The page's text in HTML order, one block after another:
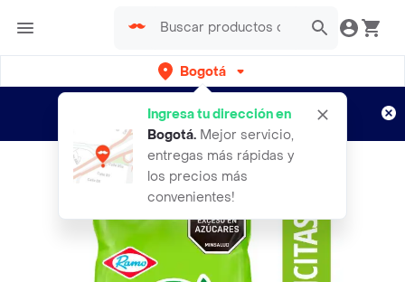
Bogotá
Ingresa tu dirección en
Bogotá. Mejor servicio,
entregas más rápidas y
los precios más
convenientes!
envíos gratis por semanas
Aplican TyC